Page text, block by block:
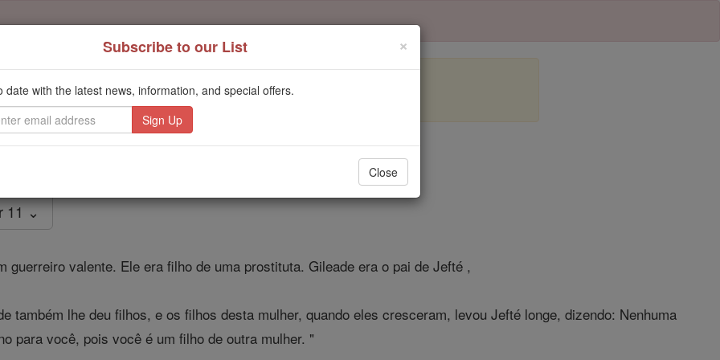
of the Rosary
Juízes - Capítulo 11
11 ⌄
guerreiro valente. Ele era filho de uma prostituta. Gileade era o pai de Jefté ,
também lhe deu filhos, e os filhos desta mulher, quando eles cresceram, levou Jefté longe, dizendo: Nenhuma
para você, pois você é um filho de outra mulher. "
×
Subscribe to our List
date with the latest news, information, and special offers.
Close